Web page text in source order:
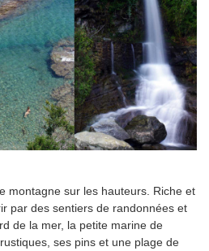
montagne sur les hauteurs. Riche et
par des sentiers de randonnées et
de la mer, la petite marine de
ses pins et une plage de